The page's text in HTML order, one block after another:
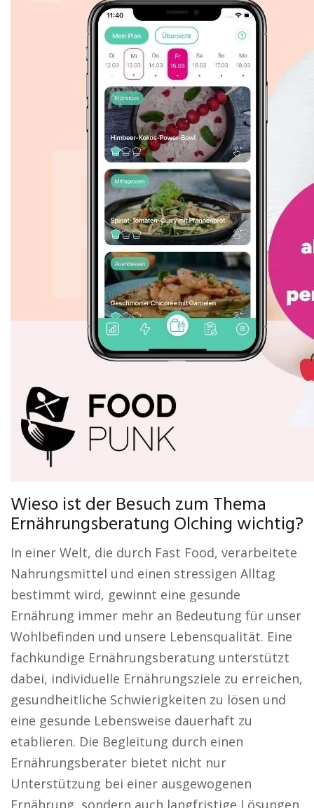
Wieso ist der Besuch zum Thema
Ernährungsberatung Olching wichtig?
In einer Welt, die durch Fast Food, verarbeitete
Nahrungsmittel und einen stressigen Alltag
bestimmt wird, gewinnt eine gesunde
Ernährung immer mehr an Bedeutung für unser
Wohlbefinden und unsere Lebensqualität. Eine
fachkundige Ernährungsberatung unterstützt
dabei, individuelle Ernährungsziele zu erreichen,
gesundheitliche Schwierigkeiten zu lösen und
eine gesunde Lebensweise dauerhaft zu
etablieren. Die Begleitung durch einen
Ernährungsberater bietet nicht nur
Unterstützung bei einer ausgewogenen
Ernährung, sondern auch langfristige Lösungen